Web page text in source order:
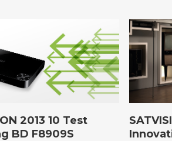
Download
2013 10 Test
BD F8909S